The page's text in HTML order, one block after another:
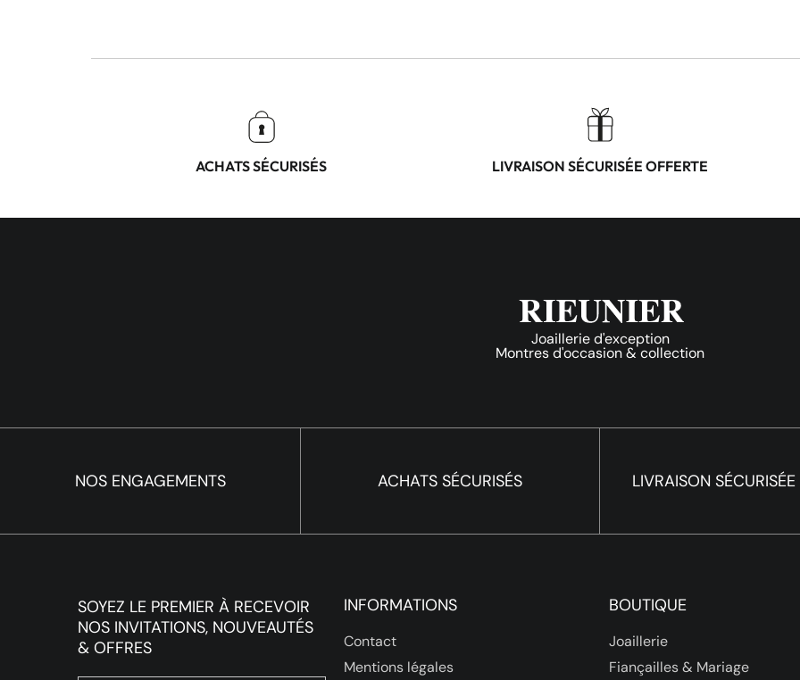
ACHATS SÉCURISÉS LIVRAISON SÉCURISÉE OFFERTE
Joaillerie d'exception
Montres d'occasion & collection
NOS ENGAGEMENTS ACHATS SÉCURISÉS LIVRAISON
SOYEZ LE PREMIER À RECEVOIR
NOS INVITATIONS, NOUVEAUTÉS
& OFFRES
INFORMATIONS
Contact
Mentions légales
BOUTIQUE
Joaillerie
Fiançailles & Mariage